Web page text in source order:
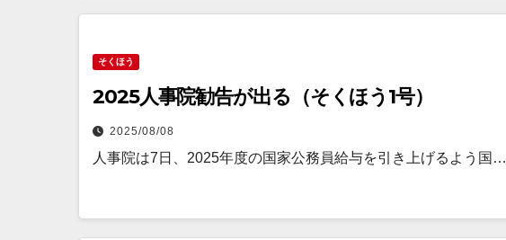
そくほう
2025人事院勧告が出る（そくほう1号）
2025/08/08
人事院は7日、2025年度の国家公務員給与を引き上げるよう国…